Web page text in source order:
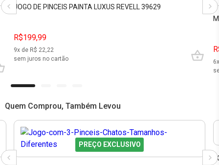
JOGO DE PINCEIS PAINTA LUXUS REVELL 39629
R$199,99
9x de R$ 22,22
sem juros no cartão
6
Quem Comprou, Também Levou
PREÇO EXCLUSIVO